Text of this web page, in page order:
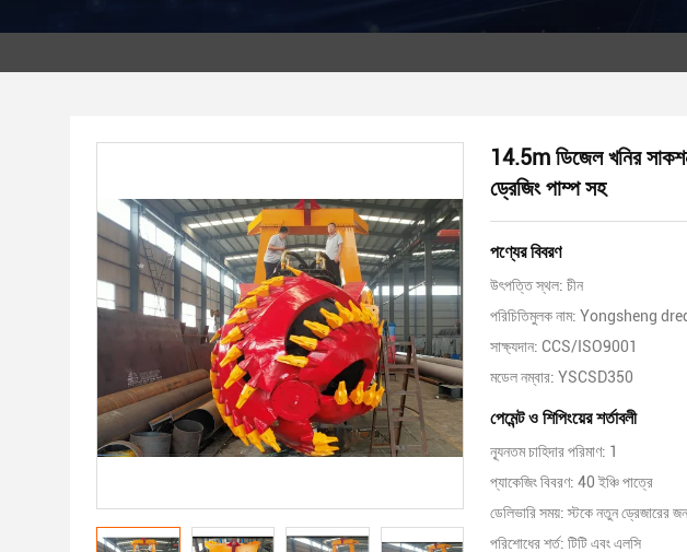
14.5m ডিজেল খনির
ড্রেজিং পাম্প সহ
পণ্যের বিবরণ
উৎপত্তি স্থল: চীন
পরিচিতিমুলক নাম: Yongsheng
সাক্ষ্যদান: CCS/ISO9001
মডেল নম্বার: YSCSD350
পেমেন্ট ও শিপিংয়ের শর্তাবলী
ন্যূনতম চাহিদার পরিমাণ: 1
প্যাকেজিং বিবরণ: 40 ইঞ্চি পাত্রে
ডেলিভারি সময়: স্টকে নতুন ড্রেজারের
পরিশোধের শর্ত: টিটি এবং এলসি